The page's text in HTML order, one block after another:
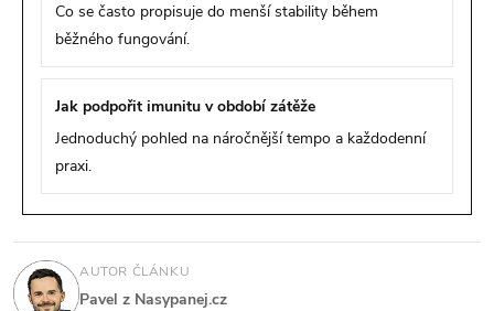
Co se často propisuje do menší stability během
běžného fungování.
Jak podpořit imunitu v období zátěže
Jednoduchý pohled na náročnější tempo a každodenní
praxi.
AUTOR ČLÁNKU
Pavel z Nasypanej.cz